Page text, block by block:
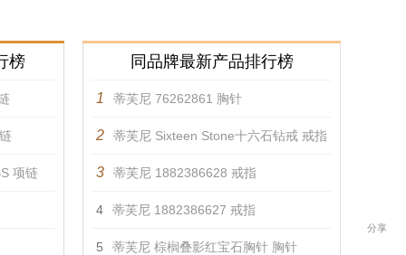
榜
项链
同品牌最新产品排行榜
1 蒂芙尼 76262861 胸针
2 蒂芙尼 Sixteen Stone十六石钻戒 戒指
3 蒂芙尼 1882386628 戒指
4 蒂芙尼 1882386627 戒指
5 蒂芙尼 棕榈叠影红宝石胸针 胸针
分享